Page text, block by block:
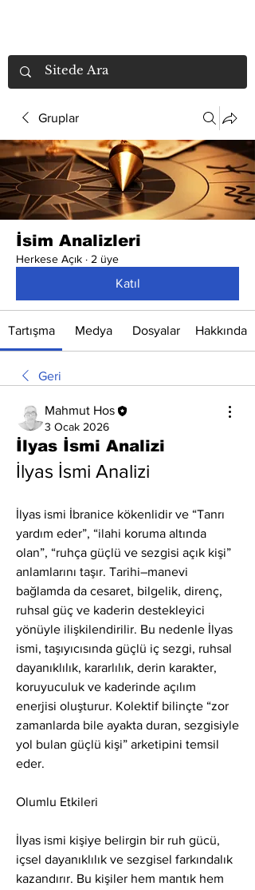
Gruplar
İsim Analizleri
Herkese Açık · 2 üye
Katıl
Tartışma Medya Dosyalar Hakkında
Geri
Mahmut Hos
3 Ocak 2026
İlyas İsmi Analizi
İlyas İsmi Analizi
İlyas ismi İbranice kökenlidir ve “Tanrı
yardım eder”, “ilahi koruma altında
olan”, “ruhça güçlü ve sezgisi açık kişi”
anlamlarını taşır. Tarihi–manevi
bağlamda da cesaret, bilgelik, direnç,
ruhsal güç ve kaderin destekleyici
yönüyle ilişkilendirilir. Bu nedenle İlyas
ismi, taşıyıcısında güçlü iç sezgi, ruhsal
dayanıklılık, kararlılık, derin karakter,
koruyuculuk ve kaderinde açılım
enerjisi oluşturur. Kolektif bilinçte “zor
zamanlarda bile ayakta duran, sezgisiyle
yol bulan güçlü kişi” arketipini temsil
eder.
Olumlu Etkileri
İlyas ismi kişiye belirgin bir ruh gücü,
içsel dayanıklılık ve sezgisel farkındalık
kazandırır. Bu kişiler hem mantık hem